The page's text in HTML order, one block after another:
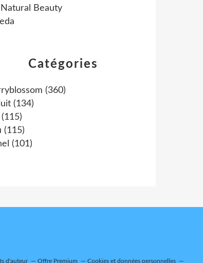
Catégories
(360)
(134)
(115)
(115)
(101)
Beauty
d'auteur Offre Premium Cookies et données personnelles